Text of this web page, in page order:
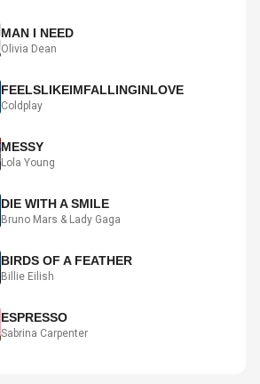
MAN I NEED
Olivia Dean
FEELSLIKEIMFALLINGINLOVE
Coldplay
MESSY
Lola Young
DIE WITH A SMILE
Bruno Mars & Lady Gaga
BIRDS OF A FEATHER
Billie Eilish
ESPRESSO
Sabrina Carpenter